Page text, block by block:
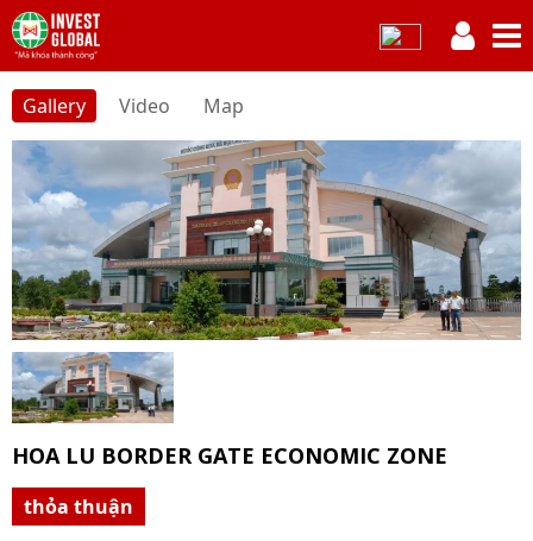
Gallery Video Map
HOA LU BORDER GATE ECONOMIC ZONE
thỏa thuận